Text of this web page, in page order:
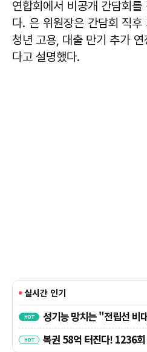
연합회에서 비공개 간담회
다. 은 위원장은 간담회 직
청년 고용, 대출 만기 추가
다고 설명했다.